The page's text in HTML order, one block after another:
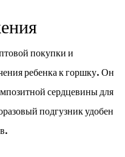
покупки и
ребенка к горшку. Он
сердцевины для
подгузник удобен